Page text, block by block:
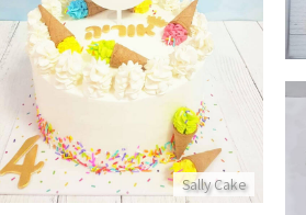
Sally Cake
עוגת יום הולדת מעוצבת עם גלידות
פרטים נוספים